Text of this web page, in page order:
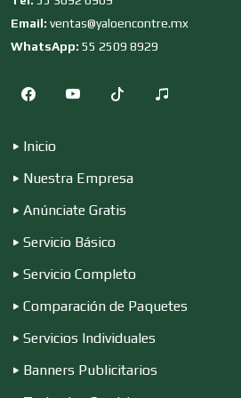
Desperdicios Industriales
Dulcerías
Email: ventas@yaloencontre.mx
WhatsApp: 55 2509 8929
Inicio
Nuestra Empresa
Anúnciate Gratis
Servicio Básico
Servicio Completo
Comparación de Paquetes
Servicios Individuales
Banners Publicitarios